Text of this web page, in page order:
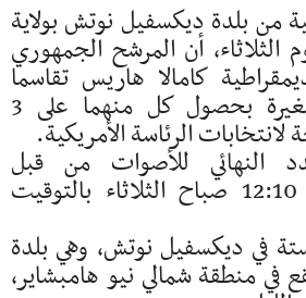
من بلدة ديكسفيل نوتش بولاية
الثلاثاء، أن المرشح الجمهوري
كامالا هاريس تقاسما
أصوات البلدة الصغيرة بحصول كل منهما على 3
الرئاسة الأمريكية.
النهائي للأصوات من قبل
المسؤولين الساعة 12:10 صباح الثلاثاء بالتوقيت
في ديكسفيل نوتش، وهي بلدة
في منطقة شمالي نيو هامبشاير،